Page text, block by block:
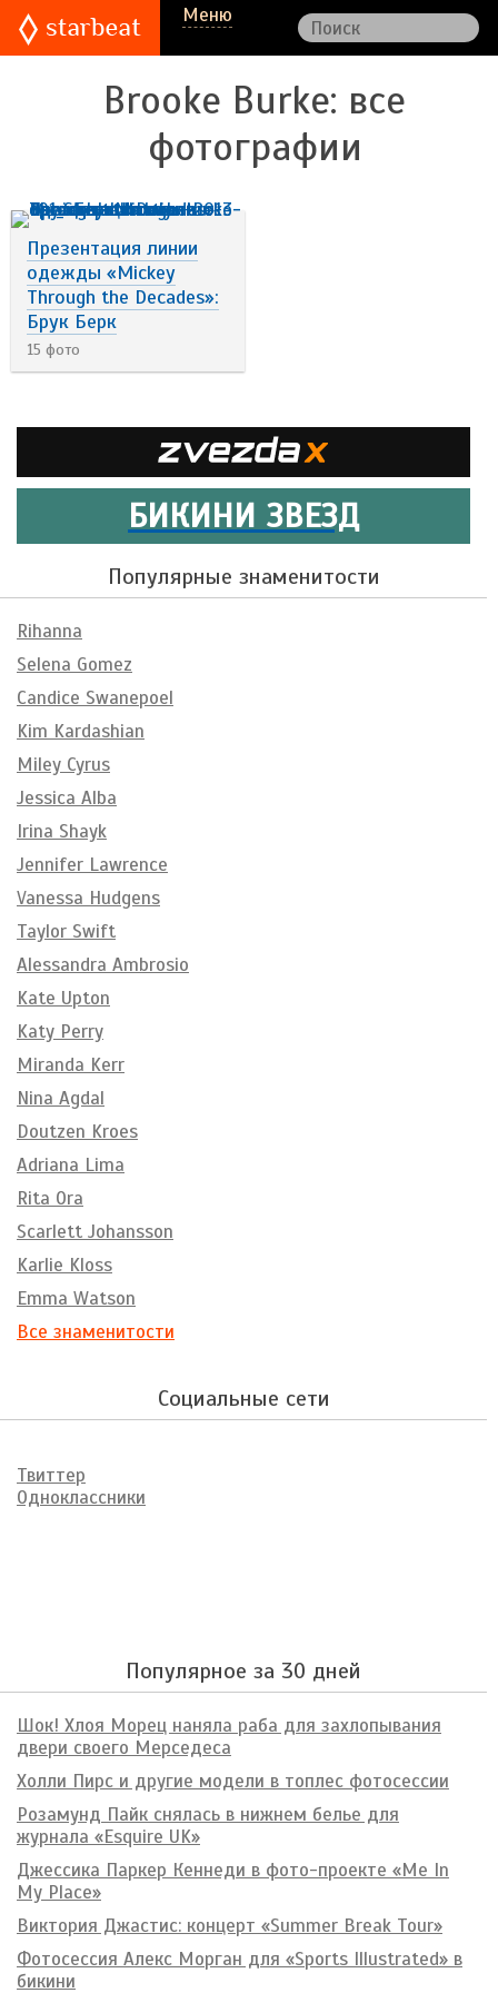
Меню
Brooke Burke: все
фотографии
Презентация линии
одежды «Mickey
Through the Decades»:
Брук Берк
15 фото
БИКИНИ ЗВЕЗД
Популярные знаменитости
Rihanna
Selena Gomez
Candice Swanepoel
Kim Kardashian
Miley Cyrus
Jessica Alba
Irina Shayk
Jennifer Lawrence
Vanessa Hudgens
Taylor Swift
Alessandra Ambrosio
Kate Upton
Katy Perry
Miranda Kerr
Nina Agdal
Doutzen Kroes
Adriana Lima
Rita Ora
Scarlett Johansson
Karlie Kloss
Emma Watson
Все знаменитости
Социальные сети
Твиттер
Одноклассники
Популярное за 30 дней
Шок! Хлоя Морец наняла раба для захлопывания
двери своего Мерседеса
Холли Пирс и другие модели в топлес фотосессии
Розамунд Пайк снялась в нижнем белье для
журнала «Esquire UK»
Джессика Паркер Кеннеди в фото-проекте «Me In
My Place»
Виктория Джастис: концерт «Summer Break Tour»
Фотосессия Алекс Морган для «Sports Illustrated» в
бикини